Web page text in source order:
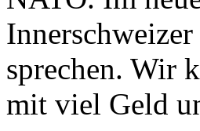
sprechen. Wir
mit viel Geld